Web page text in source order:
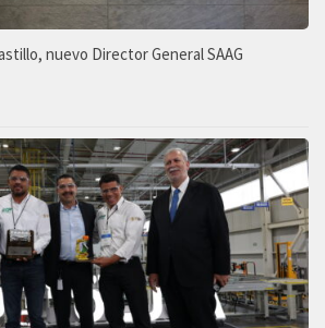
nuevo Director General SAAG